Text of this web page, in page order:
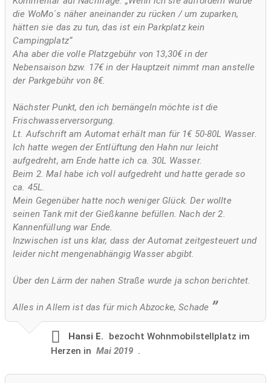
die WoMo´s näher aneinander zu rücken / um zuparken,
hätten sie das zu tun, das ist ein Parkplatz kein
Campingplatz“
Aha aber die volle Platzgebühr von 13,30€ in der
Nebensaison bzw. 17€ in der Hauptzeit nimmt man anstelle
der Parkgebühr von 8€.
Nächster Punkt, den ich bemängeln möchte ist die
Frischwasserversorgung.
Lt. Aufschrift am Automat erhält man für 1€ 50-80L Wasser.
Ich hatte wegen der Entlüftung den Hahn nur leicht
aufgedreht, am Ende hatte ich ca. 30L Wasser.
Beim 2. Mal habe ich voll aufgedreht und hatte gerade so
ca. 45L.
Mein Gegenüber hatte noch weniger Glück. Der wollte
seinen Tank mit der Gießkanne befüllen. Nach der 2.
Kannenfüllung war Ende.
Inzwischen ist uns klar, dass der Automat zeitgesteuert und
leider nicht mengenabhängig Wasser abgibt.
Über den Lärm der nahen Straße wurde ja schon berichtet.
Alles in Allem ist das für mich Abzocke, Schade
Hansi E. bezocht Wohnmobilstellplatz im
Herzen in Mai 2019 .